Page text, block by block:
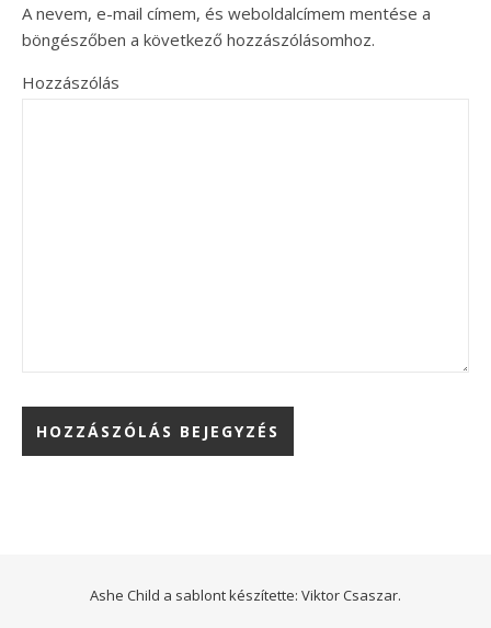
A nevem, e-mail címem, és weboldalcímem mentése a
böngészőben a következő hozzászólásomhoz.
Hozzászólás
Ashe Child a sablont készítette: Viktor Csaszar.